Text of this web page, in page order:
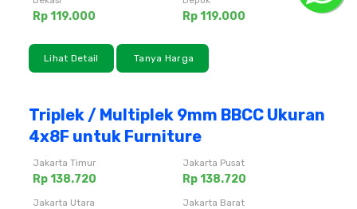
Rp 119.000 Rp 119.000
Lihat Detail Tanya Harga
Triplek / Multiplek 9mm BBCC Ukuran
4x8F untuk Furniture
Jakarta Timur
Rp 138.720
Jakarta Pusat
Rp 138.720
Jakarta Utara Jakarta Barat